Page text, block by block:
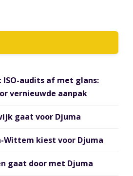
ISO-audits af met glans:
vernieuwde aanpak
gaat voor Djuma
Wittem kiest voor Djuma
gaat door met Djuma